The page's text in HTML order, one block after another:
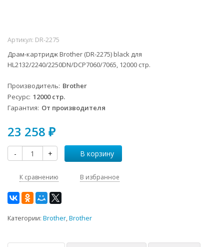
Артикул: DR-2275
Драм-картридж Brother (DR-2275) black для
HL2132/2240/2250DN/DCP7060/7065, 12000 стр.
Производитель Brother
Ресурс 12000 стр.
Гарантия От производителя
23 258 ₽
- + В корзину
К сравнению В избранное
Категории: Brother,Brother